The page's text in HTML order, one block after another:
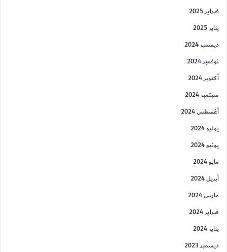
فبراير 2025
يناير 2025
ديسمبر 2024
نوفمبر 2024
أكتوبر 2024
سبتمبر 2024
أغسطس 2024
يوليو 2024
يونيو 2024
مايو 2024
أبريل 2024
مارس 2024
فبراير 2024
يناير 2024
ديسمبر 2023